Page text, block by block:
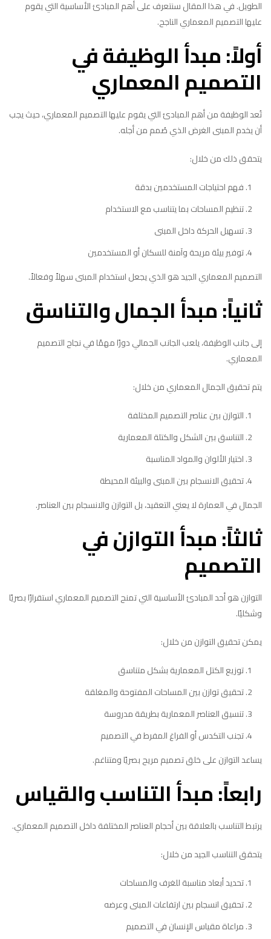
الطويل. في هذا المقال سنتعرف على أهم المبادئ الأساسية التي يقوم
عليها التصميم المعماري الناجح.
أولاً: مبدأ الوظيفة في
التصميم المعماري
تُعد الوظيفة من أهم المبادئ التي يقوم عليها التصميم المعماري، حيث يجب
أن يخدم المبنى الغرض الذي صُمم من أجله.
يتحقق ذلك من خلال:
فهم احتياجات المستخدمين بدقة
تنظيم المساحات بما يتناسب مع الاستخدام
تسهيل الحركة داخل المبنى
توفير بيئة مريحة وآمنة للسكان أو المستخدمين
التصميم المعماري الجيد هو الذي يجعل استخدام المبنى سهلاً وفعالاً.
ثانياً: مبدأ الجمال والتناسق
إلى جانب الوظيفة، يلعب الجانب الجمالي دورًا مهمًا في نجاح التصميم
المعماري.
يتم تحقيق الجمال المعماري من خلال:
التوازن بين عناصر التصميم المختلفة
التناسق بين الشكل والكتلة المعمارية
اختيار الألوان والمواد المناسبة
تحقيق الانسجام بين المبنى والبيئة المحيطة
الجمال في العمارة لا يعني التعقيد، بل التوازن والانسجام بين العناصر.
ثالثاً: مبدأ التوازن في
التصميم
التوازن هو أحد المبادئ الأساسية التي تمنح التصميم المعماري استقرارًا بصريًا
وشكليًا.
يمكن تحقيق التوازن من خلال:
توزيع الكتل المعمارية بشكل متناسق
تحقيق توازن بين المساحات المفتوحة والمغلقة
تنسيق العناصر المعمارية بطريقة مدروسة
تجنب التكدس أو الفراغ المفرط في التصميم
يساعد التوازن على خلق تصميم مريح بصريًا ومتناغم.
رابعاً: مبدأ التناسب والقياس
يرتبط التناسب بالعلاقة بين أحجام العناصر المختلفة داخل التصميم المعماري.
يتحقق التناسب الجيد من خلال:
تحديد أبعاد مناسبة للغرف والمساحات
تحقيق انسجام بين ارتفاعات المبنى وعرضه
مراعاة مقياس الإنسان في التصميم